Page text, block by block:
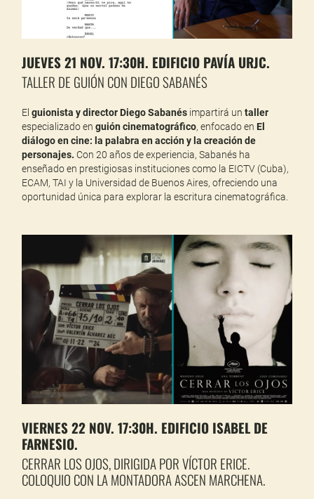
JUEVES 21 NOV. 17:30H. EDIFICIO PAVÍA URJC.
TALLER DE GUIÓN CON DIEGO SABANÉS
Elguionista y director Diego Sabanés impartirá untaller
especializado enguión cinematográfico, enfocado enEl
diálogo en cine: la palabra en acción y la creación de
personajes. Con 20 años de experiencia, Sabanés ha
enseñado en prestigiosas instituciones como la EICTV (Cuba),
ECAM, TAI y la Universidad de Buenos Aires, ofreciendo una
oportunidad única para explorar la escritura cinematográfica.
VIERNES 22 NOV. 17:30H. EDIFICIO ISABEL DE
FARNESIO.
CERRAR LOS OJOS, DIRIGIDA POR VÍCTOR ERICE.
COLOQUIO CON LA MONTADORA ASCEN MARCHENA.